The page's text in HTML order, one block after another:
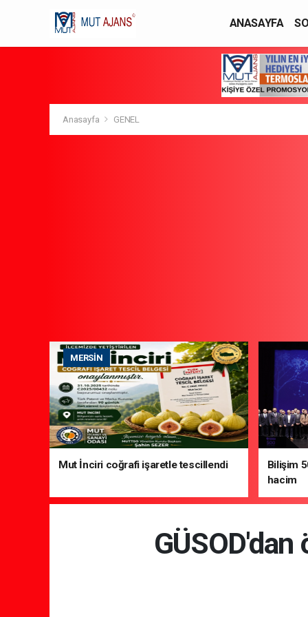
ANASAYFA
Anasayfa GENEL
MERSIN
Mut İnciri coğrafi işaretle tescillendi
Bilişim
hacim